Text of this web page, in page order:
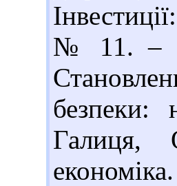
№ 11. –
безпеки: